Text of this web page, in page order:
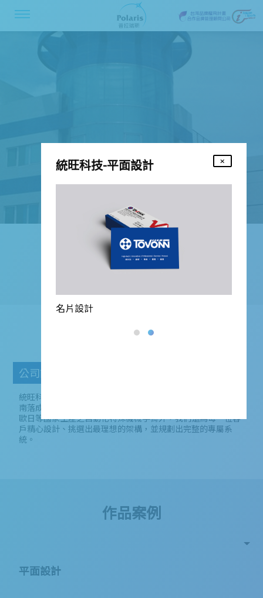
統旺科技
公司簡介
統旺科技工業股份有限公司於2004年註冊，並於2007年在台
南落成新廠。我們專營於各式自動化設備及系統整合。除整合
歐日等國家生產之自動化特殊機械手臂外，我們還為每一位客
戶精心設計、挑選出最理想的架構，並規劃出完整的專屬系
統。
作品案例
平面設計
統旺科技-平面設計
名片設計